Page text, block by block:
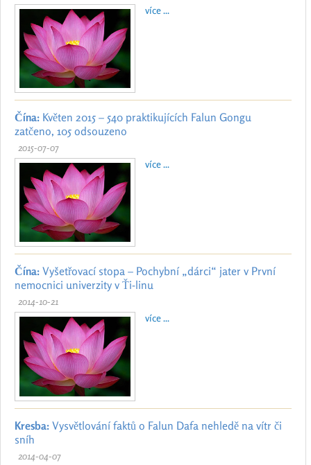
více ...
Čína: Květen 2015 – 540 praktikujících Falun Gongu
zatčeno, 105 odsouzeno
2015-07-07
více ...
Čína: Vyšetřovací stopa – Pochybní „dárci“ jater v První
nemocnici univerzity v Ťi-linu
2014-10-21
více ...
Kresba: Vysvětlování faktů o Falun Dafa nehledě na vítr či
sníh
2014-04-07